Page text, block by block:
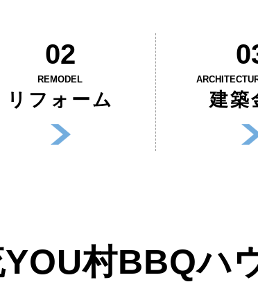
02
REMODEL
リフォーム 建築
村BBQハ